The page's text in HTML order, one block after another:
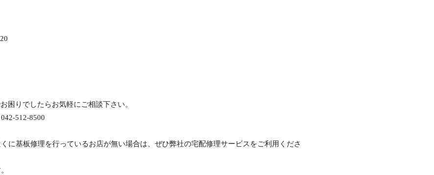
困りでしたらお気軽にご相談下さい。
512-8500
に基板修理を行っているお店が無い場合は、ぜひ弊社の宅配修理サービスをご利用くださ